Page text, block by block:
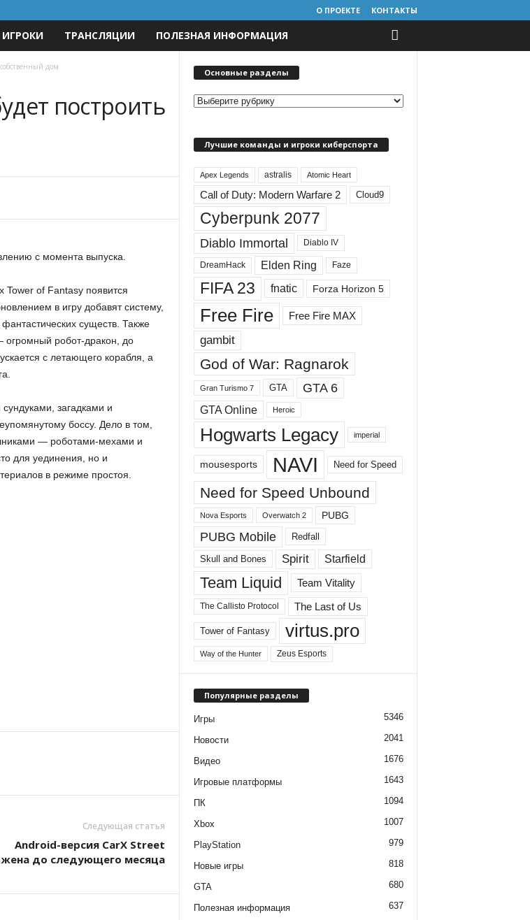
О ПРОЕКТЕ КОНТАКТЫ
ИГРОКИ ТРАНСЛЯЦИИ ПОЛЕЗНАЯ ИНФОРМАЦИЯ
дом
построить
с момента выпуска.
Tower of Fantasy появится
в игру добавят систему,
существ. Также
робот-дракон, до
с летающего корабля, а
загадками и
боссу. Дело в том,
— роботами-мехами и
для уединения, но и
в режиме простоя.
Следующая статья
Android-версия CarX Street
до следующего месяца
Основные разделы
О
е
а
е
Лучшие команды и игроки киберспорта
Apex Legends astralis Atomic Heart
Call of Duty: Modern Warfare 2 Cloud9
Cyberpunk 2077
Diablo Immortal Diablo IV
DreamHack Elden Ring Faze
FIFA 23 fnatic Forza Horizon 5
Free Fire Free Fire MAX
gambit
God of War: Ragnarok
Gran Turismo 7 GTA GTA 6
GTA Online Heroic
Hogwarts Legacy imperial
mousesports NAVI Need for Speed
Need for Speed ​​Unbound
Nova Esports Overwatch 2 PUBG
PUBG Mobile Redfall
Skull and Bones Spirit Starfield
Team Liquid Team Vitality
The Callisto Protocol The Last of Us
Tower of Fantasy virtus.pro
Way of the Hunter Zeus Esports
Популярные разделы
Игры 5346
Новости 2041
Видео 1676
Игровые платформы 1643
ПК 1094
Xbox 1007
PlayStation 979
Новые игры 818
GTA 680
Полезная информация 637